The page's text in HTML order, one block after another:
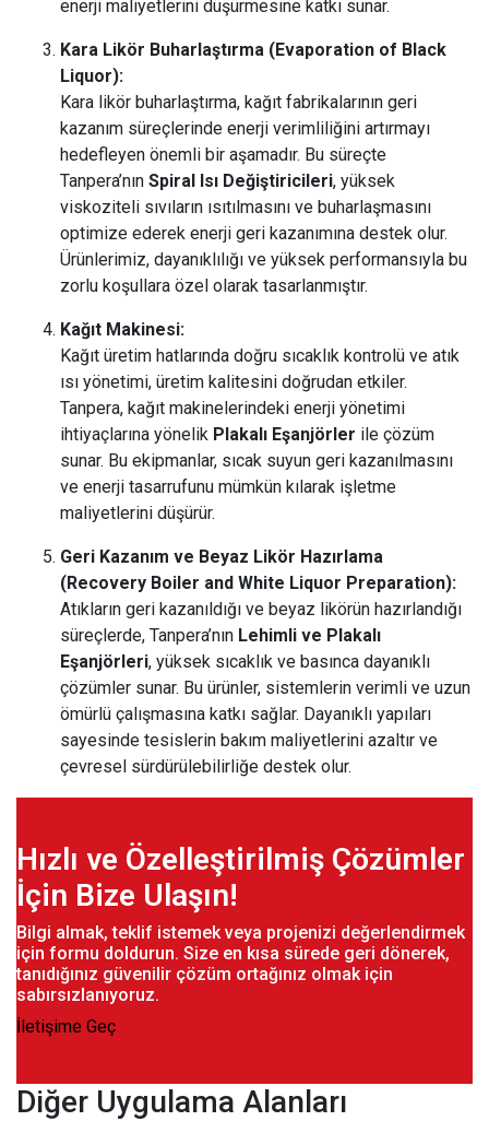
enerji maliyetlerini düşürmesine katkı sunar​.
Kara Likör Buharlaştırma (Evaporation of Black
Liquor):
Kara likör buharlaştırma, kağıt fabrikalarının geri
kazanım süreçlerinde enerji verimliliğini artırmayı
hedefleyen önemli bir aşamadır. Bu süreçte
Tanpera’nın Spiral Isı Değiştiricileri, yüksek
viskoziteli sıvıların ısıtılmasını ve buharlaşmasını
optimize ederek enerji geri kazanımına destek olur.
Ürünlerimiz, dayanıklılığı ve yüksek performansıyla bu
zorlu koşullara özel olarak tasarlanmıştır​​.
Kağıt Makinesi:
Kağıt üretim hatlarında doğru sıcaklık kontrolü ve atık
ısı yönetimi, üretim kalitesini doğrudan etkiler.
Tanpera, kağıt makinelerindeki enerji yönetimi
ihtiyaçlarına yönelik Plakalı Eşanjörler ile çözüm
sunar. Bu ekipmanlar, sıcak suyun geri kazanılmasını
ve enerji tasarrufunu mümkün kılarak işletme
maliyetlerini düşürür​.
Geri Kazanım ve Beyaz Likör Hazırlama
(Recovery Boiler and White Liquor Preparation):
Atıkların geri kazanıldığı ve beyaz likörün hazırlandığı
süreçlerde, Tanpera’nın Lehimli ve Plakalı
Eşanjörleri, yüksek sıcaklık ve basınca dayanıklı
çözümler sunar. Bu ürünler, sistemlerin verimli ve uzun
ömürlü çalışmasına katkı sağlar. Dayanıklı yapıları
sayesinde tesislerin bakım maliyetlerini azaltır ve
çevresel sürdürülebilirliğe destek olur​.
Hızlı ve Özelleştirilmiş Çözümler
İçin Bize Ulaşın!
Bilgi almak, teklif istemek veya projenizi değerlendirmek
için formu doldurun. Size en kısa sürede geri dönerek,
tanıdığınız güvenilir çözüm ortağınız olmak için
sabırsızlanıyoruz.
İletişime Geç
Diğer Uygulama Alanları